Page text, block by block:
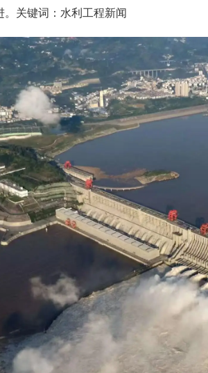
。关键词：水利工程新闻